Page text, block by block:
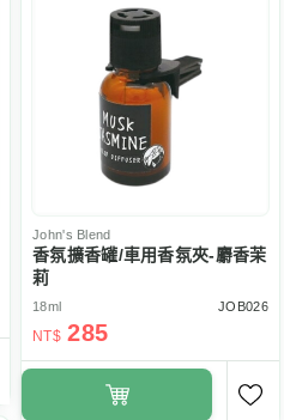
John's Blend
香氛擴香罐/車用香氛夾-麝香茉
莉
18ml JOB026
NT$ 285